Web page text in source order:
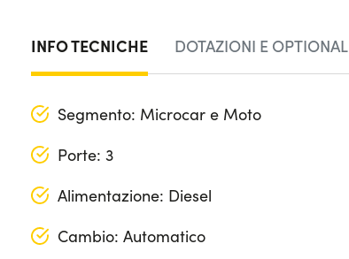
INFO TECNICHE DOTAZIONI E OPTIONAL
Segmento: Microcar e Moto
Porte: 3
Alimentazione: Diesel
Cambio: Automatico